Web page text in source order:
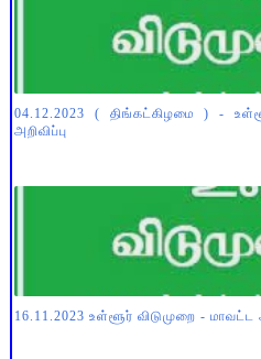
04.12.2023 ( திங்கட்கிழமை ) -
அறிவிப்பு
16.11.2023 உள்ளூர் விடுமுறை - மாவட்ட